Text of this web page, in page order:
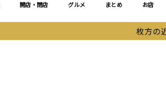
開店・閉店 グルメ まとめ お店
枚方の